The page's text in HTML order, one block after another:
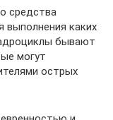
средства
выполнения каких
бывают
могут
острых